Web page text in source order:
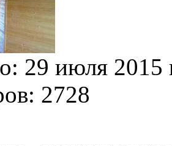
29 июля 2015
2728